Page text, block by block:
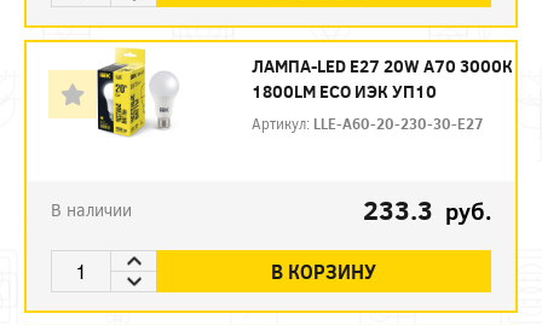
ЛАМПА-LED E27 20W А70 3000К
1800LM ЕСО ИЭК УП10
Артикул: LLE-A60-20-230-30-E27
В наличии 233.3 руб.
В КОРЗИНУ